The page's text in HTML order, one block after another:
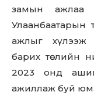
замын ажлаа
Улаанбаатарын
ажлыг хүлээж
барих төслийн
2023 онд
ажиллаж буй юм.